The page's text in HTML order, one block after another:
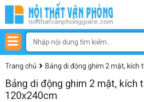
Trang chủ Bảng di động ghim 2 mặt, kích
Bảng di động ghim 2 mặt, kích
120x240cm